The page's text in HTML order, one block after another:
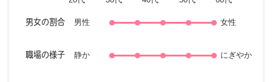
男女の割合 男性 女性
職場の様子 静か にぎやか